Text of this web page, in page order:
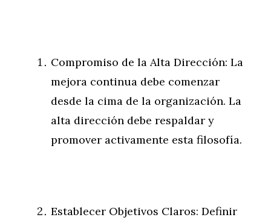
Compromiso de la Alta Dirección: La
mejora continua debe comenzar
desde la cima de la organización. La
alta dirección debe respaldar y
promover activamente esta filosofía.
Establecer Objetivos Claros: Definir